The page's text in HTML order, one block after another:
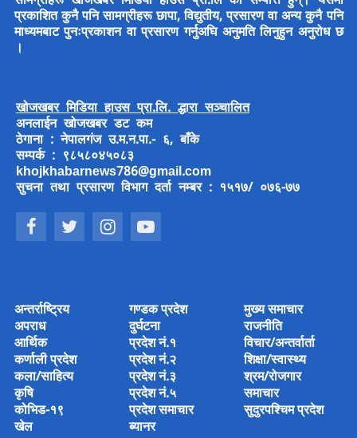
प्रकाशित कुनै पनि सामग्रीहरू छापा, विद्युतीय, प्रसारण वा अन्य कुनै पनि
माध्यमबाट पुनःप्रकाशन वा प्रसारण गर्नुअघि अनुमति लिनुहुन अनुरोध छ
।
खोजखबर मिडिया हाउस प्रा.लि. द्धारा सञ्चालित
अनलाईन खोजखबर डट कम
ठेगाना : नेपालगंज उ.म.न.पा.- ६, बाँके
सम्पर्क : ९८५८०४५०८३
khojkhabarnews786@gmail.com
सुचना तथा प्रसारण विभाग दर्ता नम्बर : १५१७/ ०७६-७७
अन्तर्राष्ट्रिय
अपराध
आर्थिक
कर्णाली प्रदेश
कला/साहित्य
कृषि
कोभिड-१९
खेल
गण्डक प्रदेश
दुर्घटना
प्रदेश नं.१
प्रदेश नं.२
प्रदेश नं.३
प्रदेश नं.५
प्रदेश समाचार
ब्यानर
मुख्य समाचार
राजनीति
विचार/अन्तर्वार्ता
शिक्षा/स्वास्थ्य
श्रम/रोजगार
समाचार
सुदुरपश्चिम प्रदेश